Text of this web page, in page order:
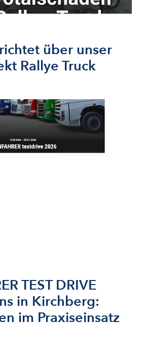
über unser
Rallye Truck
TEST DRIVE
in Kirchberg:
im Praxiseinsatz